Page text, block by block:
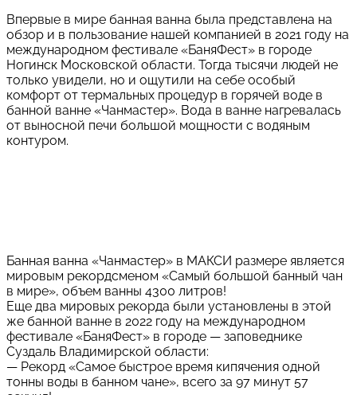
Впервые в мире банная ванна была представлена на
обзор и в пользование нашей компанией в 2021 году на
международном фестивале «БаняФест» в городе
Ногинск Московской области. Тогда тысячи людей не
только увидели, но и ощутили на себе особый
комфорт от термальных процедур в горячей воде в
банной ванне «Чанмастер». Вода в ванне нагревалась
от выносной печи большой мощности с водяным
контуром.
Банная ванна «Чанмастер» в МАКСИ размере является
мировым рекордсменом «Самый большой банный чан
в мире», объем ванны 4300 литров!
Еще два мировых рекорда были установлены в этой
же банной ванне в 2022 году на международном
фестивале «БаняФест» в городе — заповеднике
Суздаль Владимирской области:
— Рекорд «Самое быстрое время кипячения одной
тонны воды в банном чане», всего за 97 минут 57